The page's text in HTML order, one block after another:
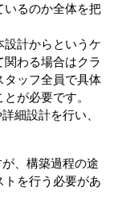
いるのか全体を把
計からというケ
わる場合はクラ
タッフ全員で具体
が必要です。
細設計を行い、
、構築過程の途
を行う必要があ